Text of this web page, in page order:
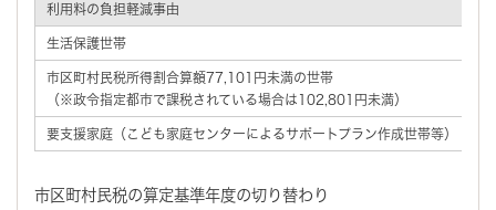
利用料の負担軽減事由
生活保護世帯
市区町村民税所得割合算額77,101円未満の世帯
（※政令指定都市で課税されている場合は102,801円未満）
要支援家庭（こども家庭センターによるサポートプラン作成世帯等）
市区町村民税の算定基準年度の切り替わり